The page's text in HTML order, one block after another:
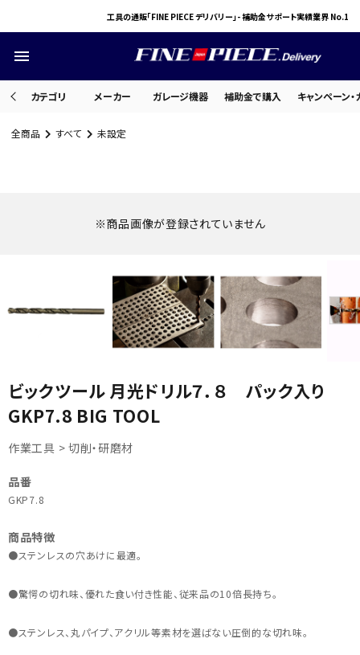
工具の通販「FINE PIECE デリバリー」- 補助金サポート実績業界 No.1
menu
カテゴリ メーカー ガレージ機器 補助金で購入 キャンペーン
ようこそ ゲスト 様
person 会員登録
カテゴリから選ぶ
メーカーから選ぶ
全商品 すべて 未設定
※商品画像が登録されていません
ビックツール 月光ドリル７．８ パック入り
GKP7.8 BIG TOOL
作業工具 > 切削・研磨材
品番
GKP7.8
商品特徴
●ステンレスの穴あけに最適。
●驚愕の切れ味、優れた食い付き性能、従来品の10倍長持ち。
●ステンレス、丸パイプ、アクリル等素材を選ばない圧倒的な切れ味。